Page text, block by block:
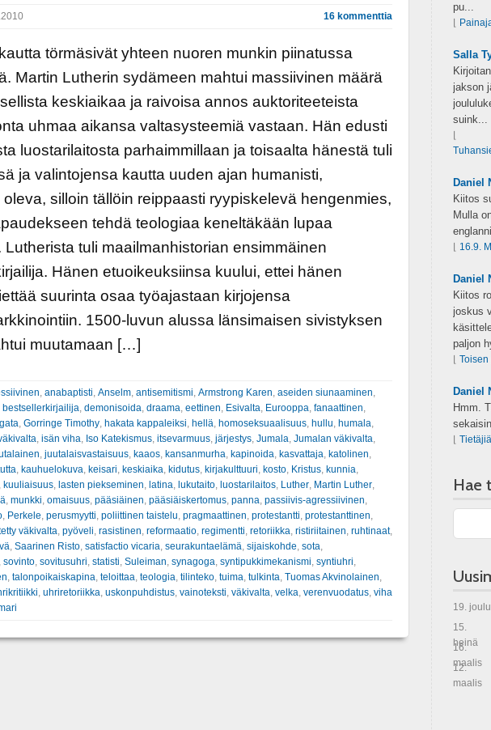
16 kommenttia
törmäsivät yhteen nuoren munkin piinatussa
Martin Lutherin sydämeen mahtui massiivinen määrä
keskiaikaa ja raivoisa annos auktoriteeteista
uhmaa aikansa valtasysteemiä vastaan. Hän edusti
luostarilaitosta parhaimmillaan ja toisaalta hänestä tuli
ja valintojensa kautta uuden ajan humanisti,
silloin tällöin reippaasti ryypiskelevä hengenmies,
tehdä teologiaa keneltäkään lupaa
Lutherista tuli maailmanhistorian ensimmäinen
Hänen etuoikeuksiinsa kuului, ettei hänen
suurinta osaa työajastaan kirjojensa
1500-luvun alussa länsimaisen sivistyksen
muutamaan […]
anabaptisti Anselm, antisemitismi Armstrong Karen aseiden siunaaminen
bestsellerkirjailija demonisoida draama eettinen Esivalta Eurooppa fanaattinen
Gorringe Timothy, hakata kappaleiksi hellä homoseksuaalisuus, hullu humala
isän viha Iso Katekismus, itsevarmuus, järjestys, Jumala Jumalan väkivalta
juutalaisvastaisuus, kaaos, kansanmurha kapinoida kasvattaja katolinen
kauhuelokuva keisari keskiaika kidutus, kirjakulttuuri kosto, Kristus, kunnia
kuuliaisuus, lasten piekseminen latina lukutaito, luostarilaitos, Luther, Martin Luther,
munkki omaisuus, pääsiäinen pääsiäiskertomus, panna passiivis-agressiivinen
, Perkele perusmyytti poliittinen taistelu pragmaattinen protestantti protestanttinen
väkivalta pyöveli rasistinen reformaatio, regimentti retoriikka ristiriitainen ruhtinaat,
Saarinen Risto, satisfactio vicaria seurakuntaelämä sijaiskohde sota
sovinto, sovitusuhri statisti Suleiman synagoga syntipukkimekanismi syntiuhri
talonpoikaiskapina teloittaa teologia tilinteko, tuima tulkinta Tuomas Akvinolainen
uhriretoriikka uskonpuhdistus, vainoteksti väkivalta velka verenvuodatus, viha
pu...
Salla
jakson
suink...
Daniel
Kiitos
Mulla
16.9.
Daniel
Kiitos
joskus
paljon
Daniel
Hmm.
Hae
19. joulu
15.
heinä
16.
maalis
12.
maalis